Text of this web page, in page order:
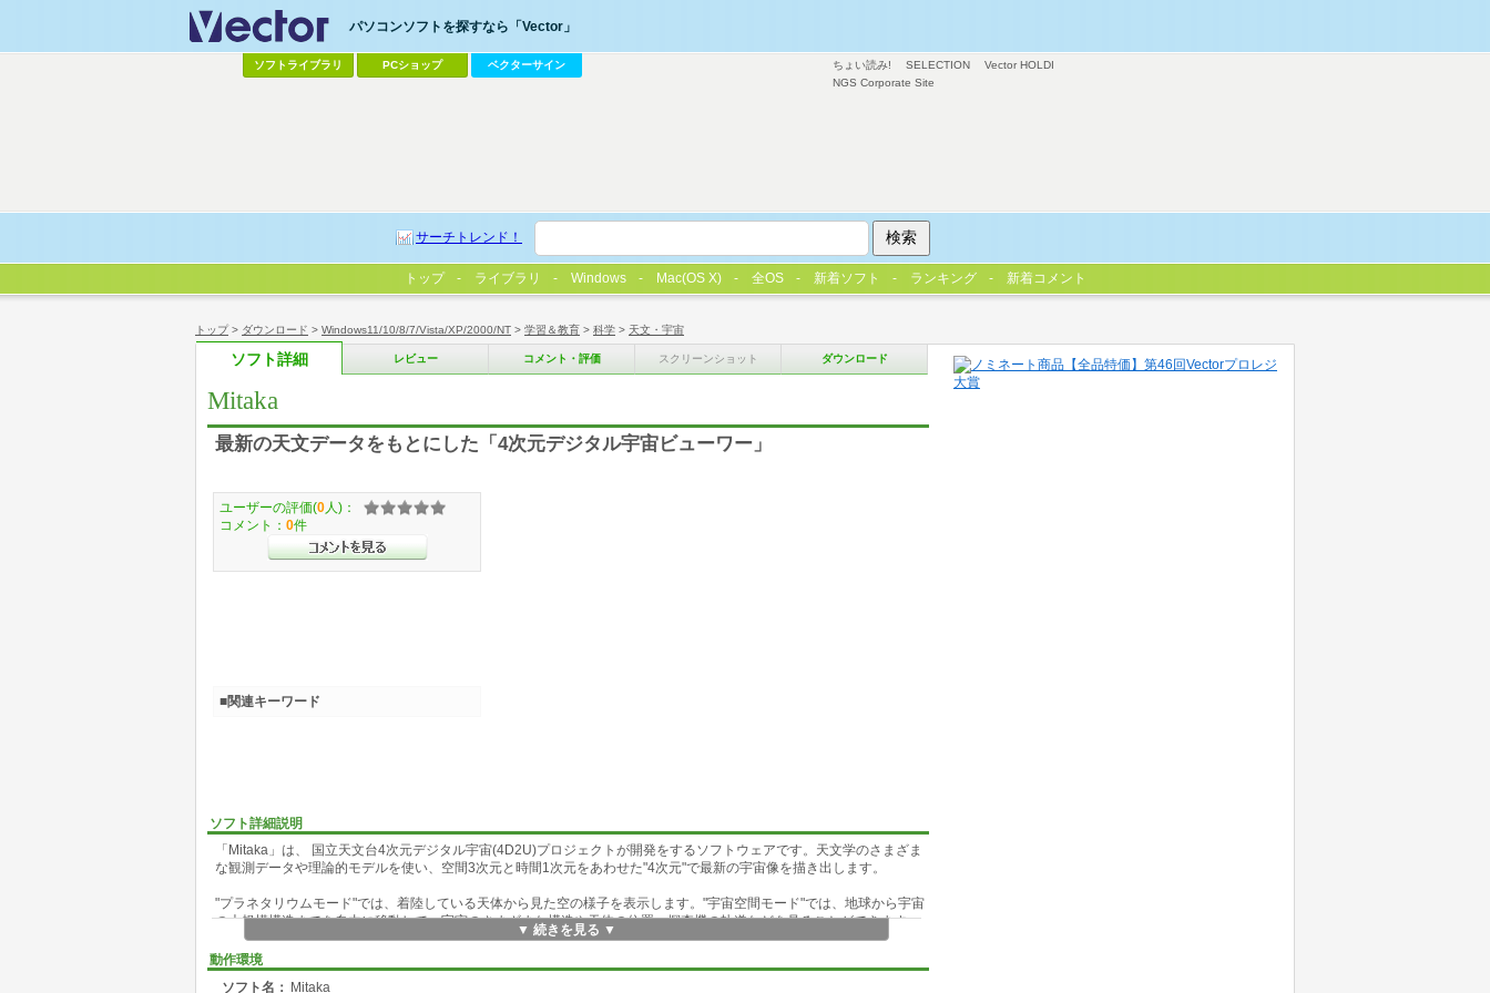
トップ> ダウンロード > Windows11/10/8/7/Vista/XP/2000/NT > 学習＆教育 > 科学 > 天文・宇宙
ソフト詳細 レビュー コメント・評価 スクリーンショット ダウンロード
Mitaka
最新の天文データをもとにした「4次元デジタル宇宙ビューワー」
ソフト詳細説明
「Mitaka」は、 国立天文台4次元デジタル宇宙(4D2U)プロジェクトが開発をするソフトウェアです。天文学のさまざま
な観測データや理論的モデルを使い、空間3次元と時間1次元をあわせた"4次元"で最新の宇宙像を描き出します。
"プラネタリウムモード"では、着陸している天体から見た空の様子を表示します。"宇宙空間モード"では、地球から宇宙
の大規模構造までを自由に移動して、宇宙のさまざまな構造や天体の位置、探査機の軌道などを見ることができます。
個人のPC上で操作をして楽しむのはもちろんのこと,立体視対応をしたディスプレイやプロジェクタなどを用いること
で、立体視で楽しむことができます。さらに、プラネタリウムのようなドームスクリーンに投影するためのドームマス
▼ 続きを見る ▼
動作環境
ソフト名： Mitaka
ユーザーの評価(0 人)：
コメント： 0件
■関連キーワード
ちょい読み! SELECTION
Vector HOLDI
NGS Corporate Site
パソコンソフトを探すなら「Vector」
ソフトライブラリ PCショップ ベクターサイン
サーチトレンド！
トップ ライブラリ Windows Mac(OS X) 全OS 新着ソフト ランキング 新着コメント